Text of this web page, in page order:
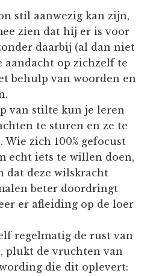
stil aanwezig kan zijn,
zien dat hij er is voor
daarbij (al dan niet
aandacht op zichzelf te
behulp van woorden en
van stilte kun je leren
te sturen en ze te
Wie zich 100% gefocust
echt iets te willen doen,
dat deze wilskracht
beter doordringt
er afleiding op de loer
regelmatig de rust van
plukt de vruchten van
die dit oplevert: